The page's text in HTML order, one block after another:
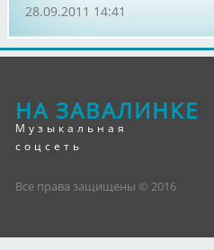
28.09.2011 14:41
НА ЗАВАЛИНКЕ
Музыкальная
соцсеть
Все права защищены © 2016